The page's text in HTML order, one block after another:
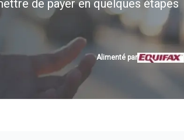
de payer en quelques étapes
Alimenté par